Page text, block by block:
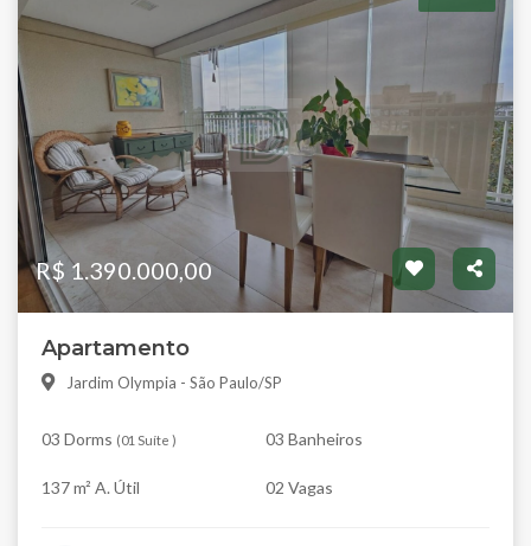
R$ 1.390.000,00
Apartamento
Jardim Olympia - São Paulo/SP
03 Dorms (01 Suíte ) 03 Banheiros
137 m² A. Útil 02 Vagas